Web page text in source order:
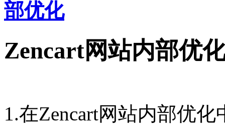
部优化
Zencart网站内部优
1.在Zencart网站内部优